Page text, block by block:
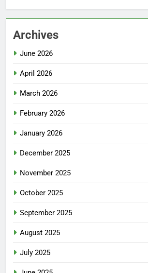
Archives
June 2026
April 2026
March 2026
February 2026
January 2026
December 2025
November 2025
October 2025
September 2025
August 2025
July 2025